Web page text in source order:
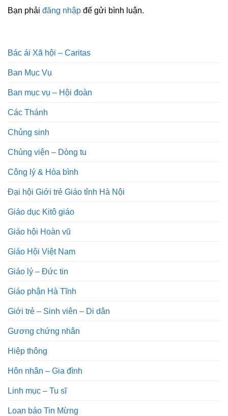
Bạn phải đăng nhập để gửi bình luận.
Bác ái Xã hội – Caritas
Ban Mục Vụ
Ban mục vụ – Hội đoàn
Các Thánh
Chủng sinh
Chủng viện – Dòng tu
Công lý & Hòa bình
Đại hội Giới trẻ Giáo tỉnh Hà Nội
Giáo dục Kitô giáo
Giáo hội Hoàn vũ
Giáo Hội Việt Nam
Giáo lý – Đức tin
Giáo phận Hà Tĩnh
Giới trẻ – Sinh viên – Di dân
Gương chứng nhân
Hiệp thông
Hôn nhân – Gia đình
Linh mục – Tu sĩ
Loan báo Tin Mừng